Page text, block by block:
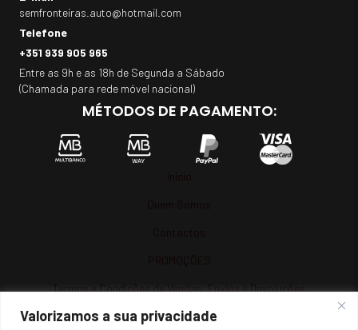
Valorizamos a sua privacidade
semfronteiras.auto@hotmail.com
Telefone
+351 939 905 965
Entre as 9h e as 18h de Segunda a Sábado
(Chamada para rede móvel nacional)
MÉTODOS DE PAGAMENTO:
Termos e Condições de Vendas, Envios e Devoluções
Termos e Condições